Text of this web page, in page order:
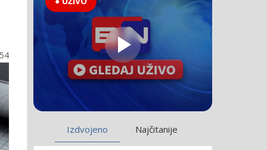
Izdvojeno Najčitanije